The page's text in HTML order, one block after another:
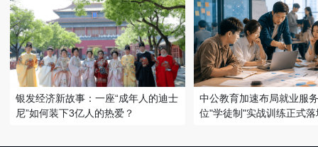
银发经济新故事：一座“成年人的迪士
尼”如何装下3亿人的热爱？
中公教育加速布局就业服
位"学徒制"实战训练正式落